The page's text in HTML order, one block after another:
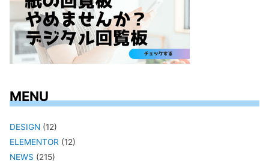
MENU
DESIGN (12)
ELEMENTOR (12)
NEWS (215)